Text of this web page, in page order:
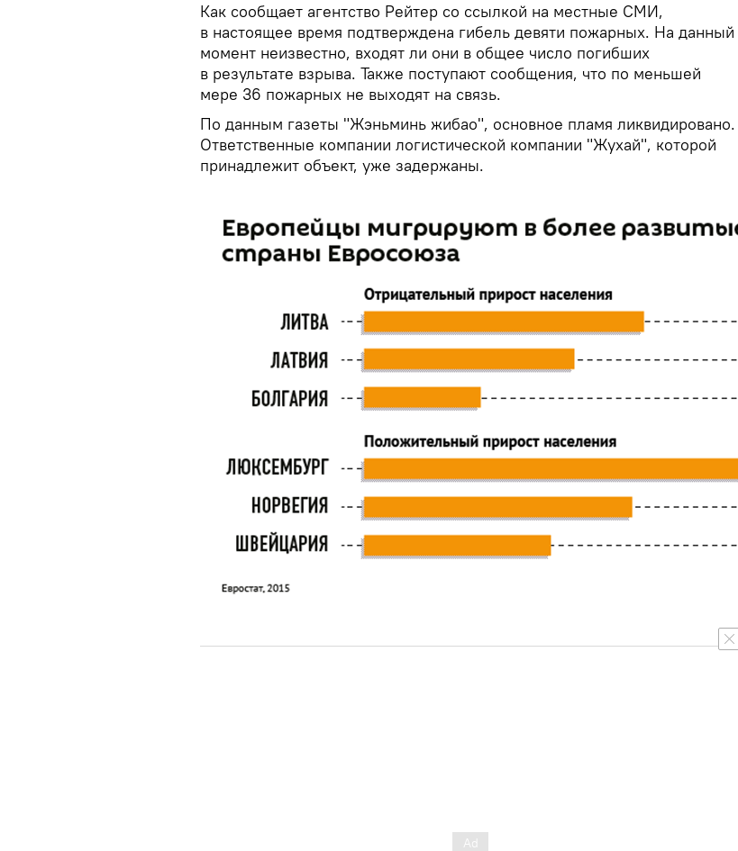
Как сообщает агентство Рейтер со ссылкой на местные СМИ,
в настоящее время подтверждена гибель девяти пожарных. На данный
момент неизвестно, входят ли они в общее число погибших
в результате взрыва. Также поступают сообщения, что по меньшей
мере 36 пожарных не выходят на связь.
По данным газеты "Жэньминь жибао", основное пламя ликвидировано.
Ответственные компании логистической компании "Жухай", которой
принадлежит объект, уже задержаны.